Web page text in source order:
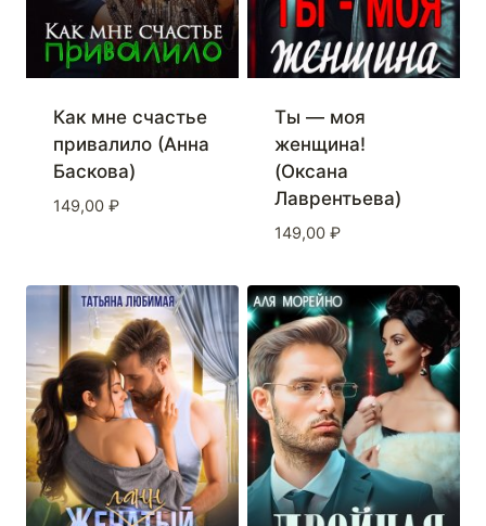
Как мне счастье
привалило (Анна
Баскова)
149,00 ₽
Ты — моя
женщина!
(Оксана
Лаврентьева)
149,00 ₽